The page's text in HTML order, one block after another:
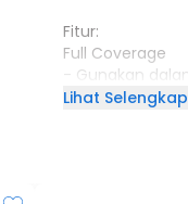
Fitur:
Full Coverage
- Gunakan
Cocok untuk
Lihat